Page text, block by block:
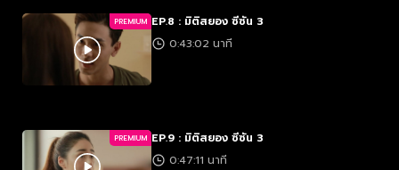
PREMIUM EP.8 : มิติสยอง ซีซัน 3
0:43:02 นาที
PREMIUM EP.9 : มิติสยอง ซีซัน 3
0:47:11 นาที